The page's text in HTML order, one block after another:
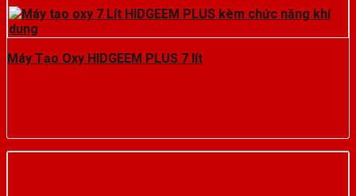
Máy Tạo Oxy HIDGEEM PLUS 7 lít